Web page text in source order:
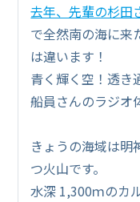
去年、先輩の杉田
で全然南の海に来
は違います！
青く輝く空！透き
船員さんのラジオ
きょうの海域は明
つ火山です。
水深 1,300ｍのカ